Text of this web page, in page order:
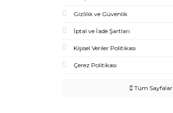
Gizlilik ve Güvenlik
İptal ve İade Şartları
Kişisel Veriler Politikası
Çerez Politikası
Tüm Sayfalar